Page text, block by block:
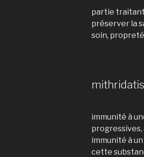
partie
préserver la
soin, propreté
immunité à
immunité à
cette